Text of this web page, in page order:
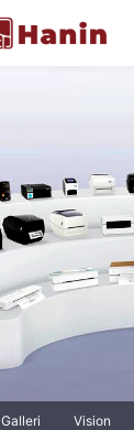
Galleri Vision